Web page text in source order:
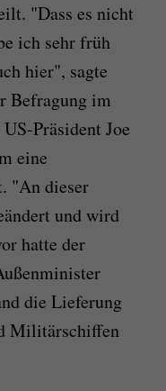
"Dass es nicht
ich sehr früh
hier", sagte
Befragung im
Präsident Joe
eine
"An dieser
und wird
hatte der
die Lieferung
Militärschiffen